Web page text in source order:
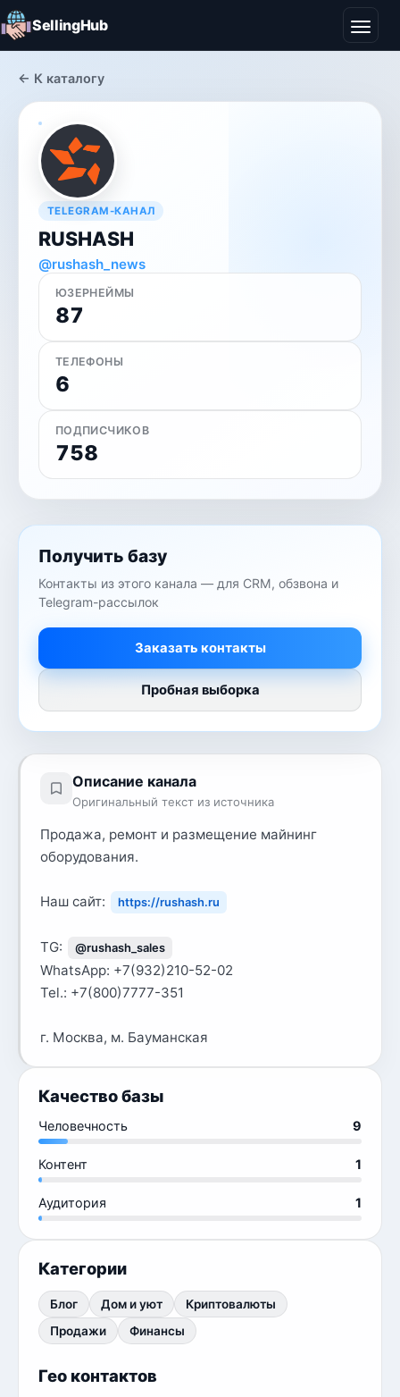
SellingHub
← К каталогу
TELEGRAM-КАНАЛ
RUSHASH
@rushash_news
ЮЗЕРНЕЙМЫ
87
ТЕЛЕФОНЫ
6
ПОДПИСЧИКОВ
758
Описание канала
Оригинальный текст из источника
Продажа, ремонт и размещение майнинг
оборудования.
Наш сайт: https://rushash.ru
TG: @rushash_sales
WhatsApp: +7(932)210-52-02
Tel.: +7(800)7777-351
г. Москва, м. Бауманская
Качество базы
Человечность 9
Контент 1
Аудитория 1
Категории
Блог Дом и уют
Криптовалюты
Продажи
Финансы
Гео контактов
Получить базу
Контакты из этого канала — для CRM, обзвона и
Telegram-рассылок
Заказать контакты
Пробная выборка